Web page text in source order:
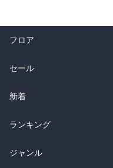
フロア
総合
ラノベ
雑誌・グラビア
BL・TL
セール
総合
ラノベ
雑誌・グラビア
新着
総合
ラノベ
ランキング
総合
ジャンル